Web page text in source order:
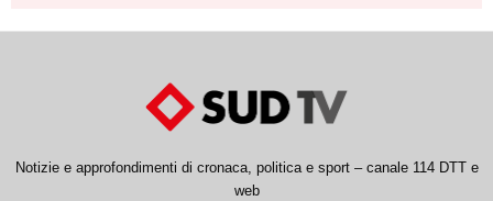
Notizie e approfondimenti di cronaca, politica e sport – canale 114 DTT e
web